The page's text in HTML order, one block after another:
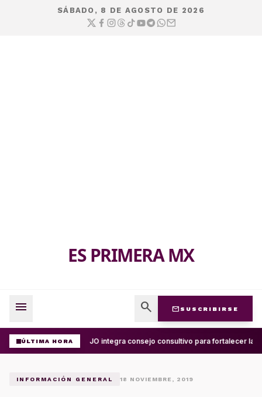
SÁBADO, 8 DE AGOSTO DE 2026
ES PRIMERA MX
menu search mail SUSCRIBIRSE
ÚLTIMA HORA UABJO integra consejo consultivo para fortalecer la
INFORMACIÓN GENERAL 18 NOVIEMBRE, 2019